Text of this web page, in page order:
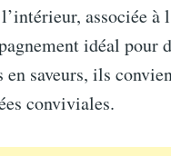
associée à
idéal pour
saveurs, ils
conviviales.